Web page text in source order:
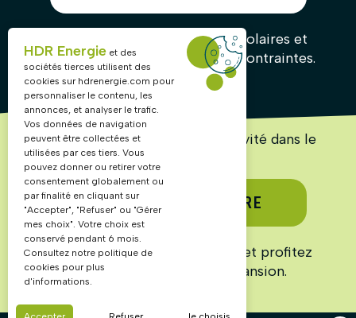
D’AFFAIRES
Recommandez nos solutions solaires et
gagnez des commissions sans contraintes.
Lancez ou accélérez votre activité dans le
DEVENIR PARTENAIRE
Rejoignez un réseau structuré et profitez
d’un marché en pleine expansion.
HDR Energie et des
sociétés tierces utilisent des
cookies sur hdrenergie.com pour
personnaliser le contenu, les
annonces, et analyser le trafic.
Vos données de navigation
peuvent être collectées et
utilisées par ces tiers. Vous
pouvez donner ou retirer votre
consentement globalement ou
par finalité en cliquant sur
"Accepter", "Refuser" ou "Gérer
mes choix". Votre choix est
conservé pendant 6 mois.
Consultez notre politique de
cookies pour plus
d'informations.